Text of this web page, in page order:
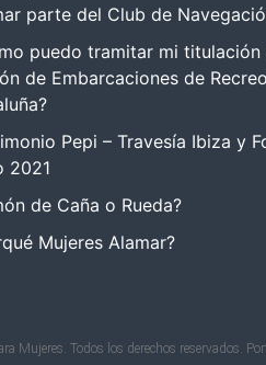
parte del Club de
puedo tramitar mi titulación
de Embarcaciones de
Pepi – Travesía Ibiza y
2021
de Caña o Rueda?
Mujeres Alamar?
Mujeres. Todos los derechos reservados.